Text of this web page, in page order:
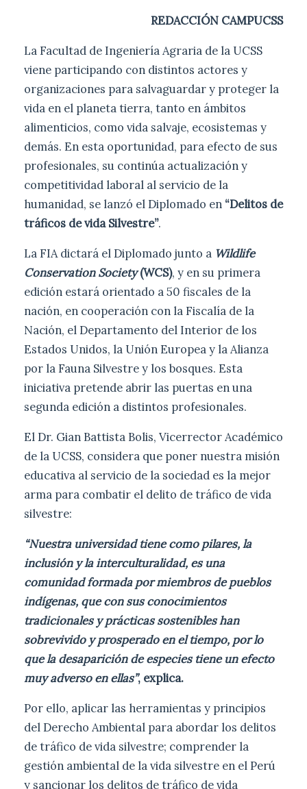
REDACCIÓN CAMPUCSS
La Facultad de Ingeniería Agraria de la UCSS
viene participando con distintos actores y
organizaciones para salvaguardar y proteger la
vida en el planeta tierra, tanto en ámbitos
alimenticios, como vida salvaje, ecosistemas y
demás. En esta oportunidad, para efecto de sus
profesionales, su continúa actualización y
competitividad laboral al servicio de la
humanidad, se lanzó el Diplomado en “Delitos de
tráficos de vida Silvestre”.
La FIA dictará el Diplomado junto a Wildlife
Conservation Society(WCS), y en su primera
edición estará orientado a 50 fiscales de la
nación, en cooperación con la Fiscalía de la
Nación, el Departamento del Interior de los
Estados Unidos, la Unión Europea y la Alianza
por la Fauna Silvestre y los bosques. Esta
iniciativa pretende abrir las puertas en una
segunda edición a distintos profesionales.
El Dr. Gian Battista Bolis, Vicerrector Académico
de la UCSS, considera que poner nuestra misión
educativa al servicio de la sociedad es la mejor
arma para combatir el delito de tráfico de vida
silvestre:
“Nuestra universidad tiene como pilares, la
inclusión y la interculturalidad, es una
comunidad formada por miembros de pueblos
indígenas, que con sus conocimientos
tradicionales y prácticas sostenibles han
sobrevivido y prosperado en el tiempo, por lo
que la desaparición de especies tiene un efecto
muy adverso en ellas”, explica.
Por ello, aplicar las herramientas y principios
del Derecho Ambiental para abordar los delitos
de tráfico de vida silvestre; comprender la
gestión ambiental de la vida silvestre en el Perú
y sancionar los delitos de tráfico de vida